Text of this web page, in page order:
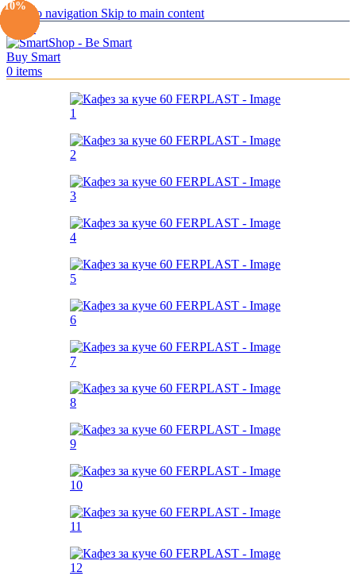
Skip to navigation Skip to main content
0 items
-10%
-10%
-10%
-10%
-10%
-11%
-10%